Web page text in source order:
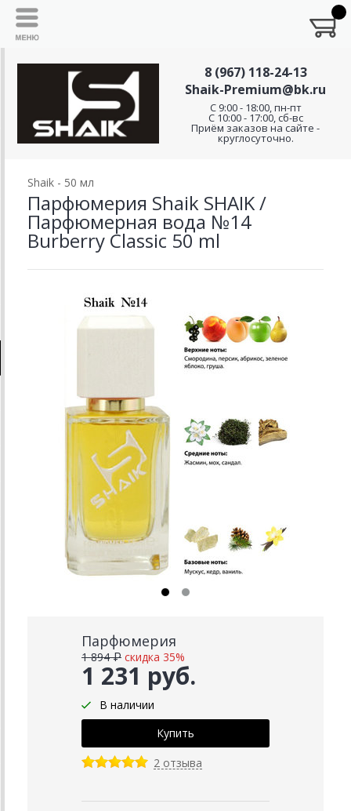
8 (967) 118-24-13
Shaik-Premium@bk.ru
C 9:00 - 18:00, пн-пт
С 10:00 - 17:00, сб-вс
Приём заказов на сайте -
круглосуточно.
Shaik - 50 мл
Парфюмерия Shaik SHAIK /
Парфюмерная вода №14
Burberry Classic 50 ml
Парфюмерия
1 231 руб.
1 894 ₽ скидка 35%
В наличии
2 отзыва